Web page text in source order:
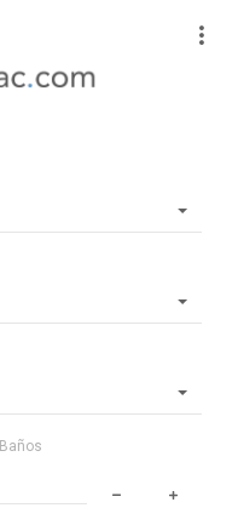
Baños